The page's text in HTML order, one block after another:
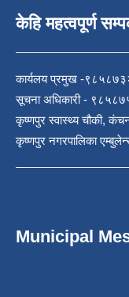
केहि महत्वपूर्ण
कार्यलय प्रमुख -
सूचना अधिकारी -
कृष्णपुर स्वास्थ्य चौकी,
कृष्णपुर नगरपालिका
Municipal